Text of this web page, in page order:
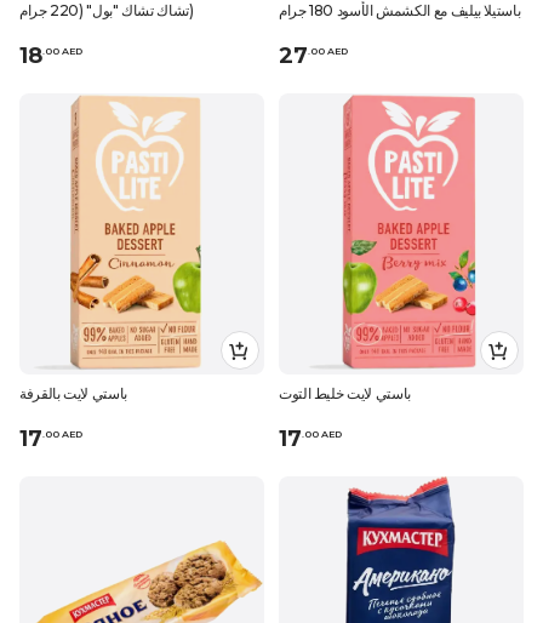
تشاك تشاك "بول" (220 جرام)
18.00 AED
باستيلا بيليف مع الكشمش الأسود 180 جرام
27.00 AED
باستي لايت بالقرفة
17.00 AED
باستي لايت خليط التوت
17.00 AED